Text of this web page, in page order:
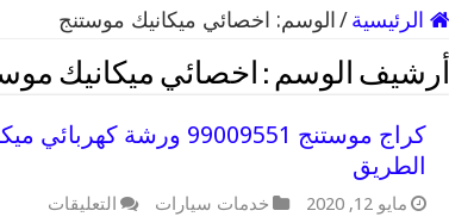
الرئيسية / الوسم: اخصائي ميكانيك موستنج
أرشيف الوسم : اخصائي ميكانيك
كراج موستنج 99009551
الطريق
مايو 12, 2020 خدمات سيارات التعليقات